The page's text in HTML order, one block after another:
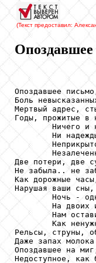
(Текст предоставил:
Опоздавшее
Опоздавшее
Боль
Мертвый адрес,
Годы, прожитые в
Ничего и
Ни
Две потери, две
Не забыла.. не
Как дорожные
Нарушая ваши
Ночь -
На двоих
Нам
Как
Рельсы, струны,
Даже запах
Опоздавшее на
Недоступное, как